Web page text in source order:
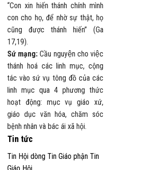
“Con xin hiến thánh chính mình
con cho họ, để nhờ sự thật, họ
cũng được thánh hiến” (Ga
17,19).
Sứ mạng: Cầu nguyện cho việc
thánh hoá các linh mục, cộng
tác vào sứ vụ tông đồ của các
linh mục qua 4 phương thức
hoạt động: mục vụ giáo xứ,
giáo dục văn hóa, chăm sóc
bệnh nhân và bác ái xã hội.
Tin tức
Tin Hội dòng Tin Giáo phận Tin
Giáo Hội